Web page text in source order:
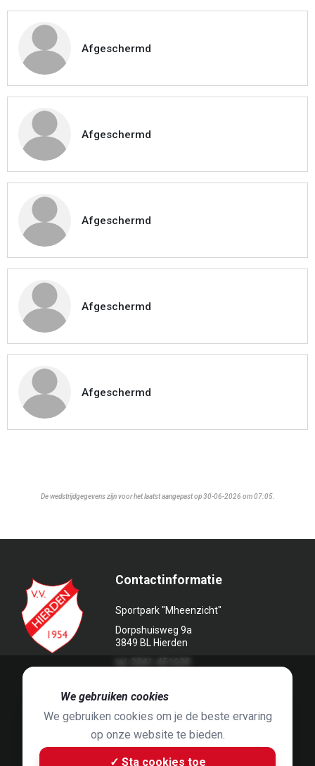
Afgeschermd
Afgeschermd
Afgeschermd
Afgeschermd
Afgeschermd
De wedstrijdgegevens zijn voor het laatst aangepast op 30-06-2026 om 07:05.
Contactinformatie
Sportpark "Mheenzicht"
Dorpshuisweg 9a
3849 BL Hierden
Jaap Hop & ontwerpen door
We gebruiken cookies
We gebruiken cookies om je de beste ervaring
op onze website te bieden.
✓ Sta cookies toe